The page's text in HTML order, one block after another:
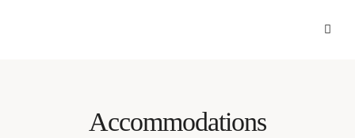
Accommodations